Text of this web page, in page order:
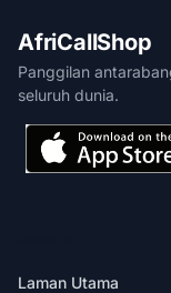
AfriCallShop
Panggilan
seluruh dunia.
Laman Utama